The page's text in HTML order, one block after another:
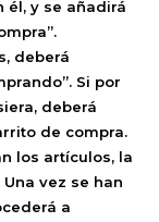
él, y se añadirá
deberá
Si por
deberá
de compra.
los artículos, la
vez se han
a